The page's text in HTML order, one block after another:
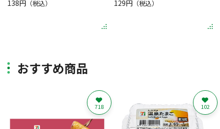
138円 （税込） 129円（税込）
おすすめ商品
718 102